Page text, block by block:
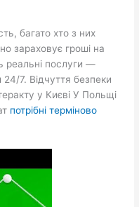
багато хто з них
зараховує гроші на
реальні послуги —
7. Відчуття безпеки
у Києві У Польщі
потрібні терміново